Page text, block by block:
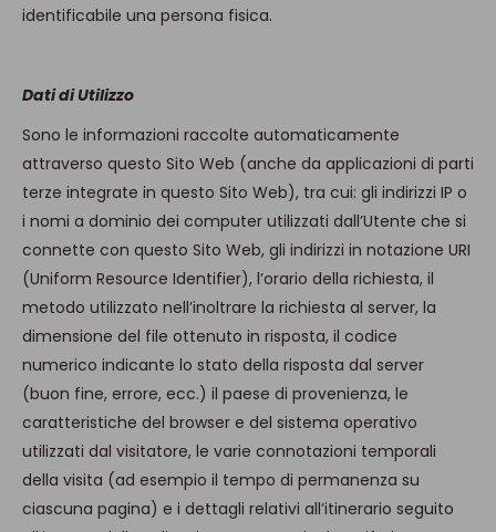
identificabile una persona fisica.
Dati di Utilizzo
Sono le informazioni raccolte automaticamente
attraverso questo Sito Web (anche da applicazioni di parti
terze integrate in questo Sito Web), tra cui: gli indirizzi IP o
i nomi a dominio dei computer utilizzati dall’Utente che si
connette con questo Sito Web, gli indirizzi in notazione URI
(Uniform Resource Identifier), l’orario della richiesta, il
metodo utilizzato nell’inoltrare la richiesta al server, la
dimensione del file ottenuto in risposta, il codice
numerico indicante lo stato della risposta dal server
(buon fine, errore, ecc.) il paese di provenienza, le
caratteristiche del browser e del sistema operativo
utilizzati dal visitatore, le varie connotazioni temporali
della visita (ad esempio il tempo di permanenza su
ciascuna pagina) e i dettagli relativi all’itinerario seguito